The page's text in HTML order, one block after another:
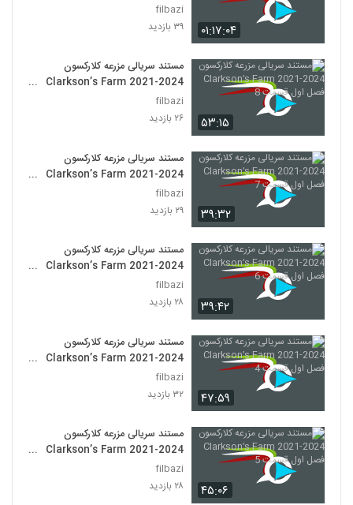
۰۱:۱۷:۰۴
filbazi
۳۹ بازدید
۵۳:۱۵
مستند سریالی مزرعه کلارکسون
Clarkson’s Farm 2021-2024
فصل اول قسمت 8
filbazi
۲۶ بازدید
۳۹:۳۲
مستند سریالی مزرعه کلارکسون
Clarkson’s Farm 2021-2024
فصل اول قسمت 7
filbazi
۲۹ بازدید
۳۹:۴۲
مستند سریالی مزرعه کلارکسون
Clarkson’s Farm 2021-2024
فصل اول قسمت 6
filbazi
۲۸ بازدید
۴۷:۵۹
مستند سریالی مزرعه کلارکسون
Clarkson’s Farm 2021-2024
فصل اول قسمت 4
filbazi
۳۲ بازدید
۴۵:۰۶
مستند سریالی مزرعه کلارکسون
Clarkson’s Farm 2021-2024
فصل اول قسمت 5
filbazi
۲۸ بازدید